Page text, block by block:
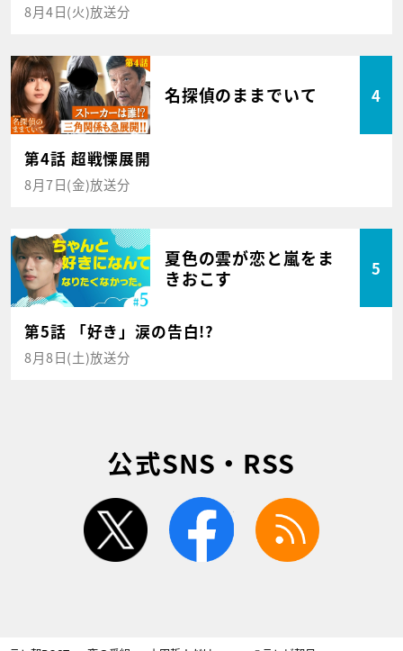
8月4日(火)放送分
名探偵のままでいて 4
第4話 超戦慄展開
8月7日(金)放送分
夏色の雲が恋と嵐をま
きおこす
5
第5話 「好き」涙の告白!?
8月8日(土)放送分
公式SNS・RSS
twitter facebook